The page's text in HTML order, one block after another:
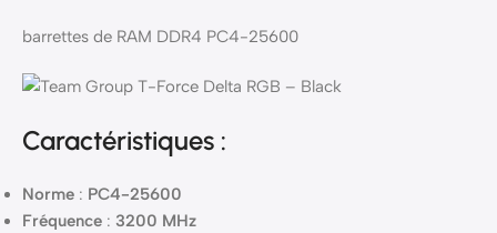
barrettes de RAM DDR4 PC4-25600
Caractéristiques :
Norme : PC4-25600
Fréquence : 3200 MHz